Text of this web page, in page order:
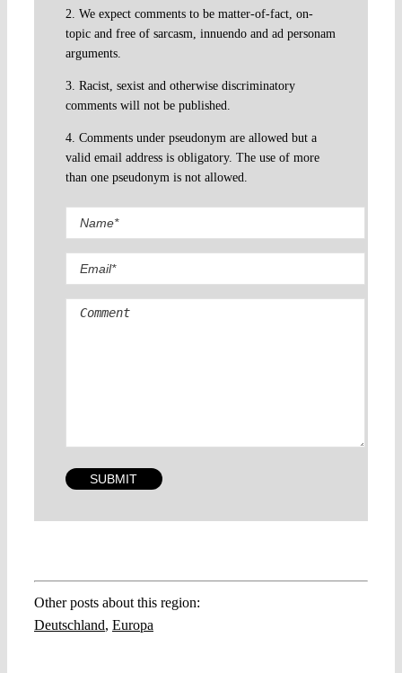
2. We expect comments to be matter-of-fact, on-
topic and free of sarcasm, innuendo and ad personam
arguments.
3. Racist, sexist and otherwise discriminatory
comments will not be published.
4. Comments under pseudonym are allowed but a
valid email address is obligatory. The use of more
than one pseudonym is not allowed.
Comment
Other posts about this region:
Deutschland, Europa